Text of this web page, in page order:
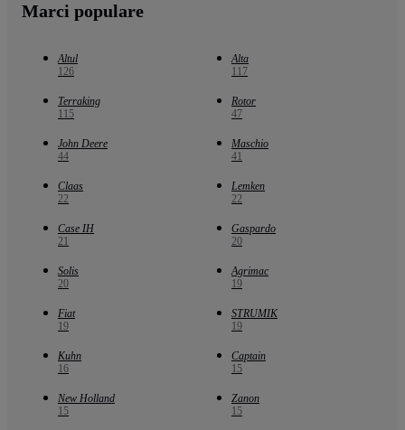
Marci populare
Altul
126
Alta
117
Terraking
115
Rotor
47
John Deere
44
Maschio
41
Claas
22
Lemken
22
Case IH
21
Gaspardo
20
Solis
20
Agrimac
19
Fiat
19
STRUMIK
19
Kuhn
16
Captain
15
New Holland
15
Zanon
15